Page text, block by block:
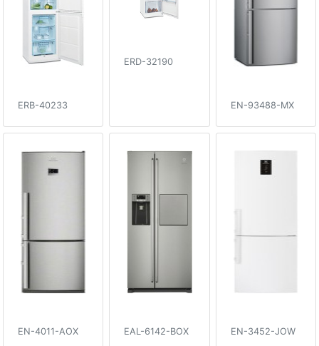
ERB-40233
ERD-32190
EN-93488-MX
EN-4011-AOX EAL-6142-BOX EN-3452-JOW